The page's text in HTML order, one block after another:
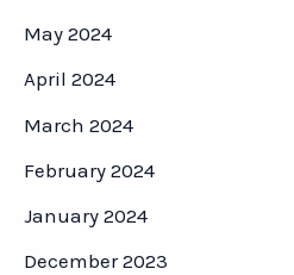
May 2024
April 2024
March 2024
February 2024
January 2024
December 2023